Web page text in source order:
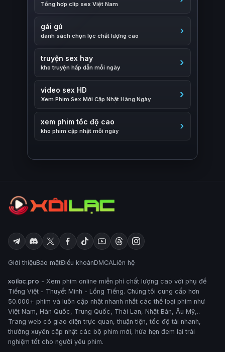
Tổng hợp clip sex Việt Nam
gái gú
danh sách chọn lọc chất lượng cao
truyện sex hay
kho truyện hấp dẫn mỗi ngày
video sex HD
Xem Phim Sex Mới Cập Nhật Hàng Ngày
xem phim tốc độ cao
kho phim cập nhật mỗi ngày
Giới thiệuBảo mậtĐiều khoảnDMCALiên hệ
xoilac.pro - Xem phim online miễn phí chất lượng cao với phụ đề
Tiếng Việt - Thuyết Minh - Lồng Tiếng. Chúng tôi cung cấp hơn
50.000+ phim và luôn cập nhật nhanh nhất các thể loại phim như
Việt Nam, Hàn Quốc, Trung Quốc, Thái Lan, Nhật Bản, Âu Mỹ,..
Trang web có giao diện trực quan, thuận tiện, tốc độ tải nhanh,
thường xuyên cập nhật các bộ phim mới, hứa hẹn đem lại trải
nghiệm tốt cho người yêu phim.